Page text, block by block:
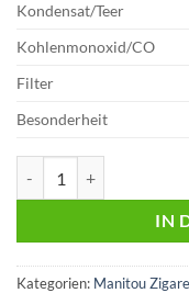
Kondensat/Teer
Kohlenmonoxid/CO
Filter
Besonderheit
IN
Kategorien: Manitou